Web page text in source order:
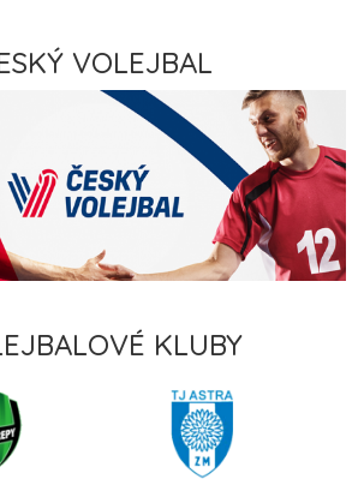
VOLEJBAL
KLUBY